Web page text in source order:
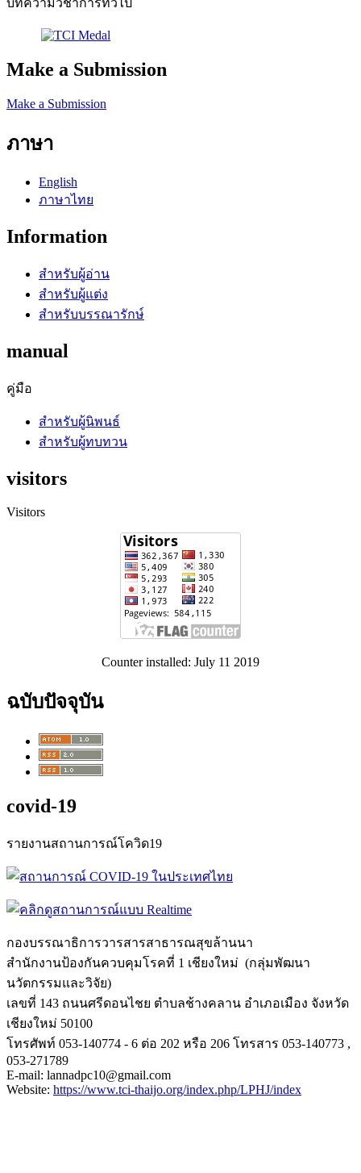
บทความวิชาการทั่วไป
Make a Submission
Make a Submission
ภาษา
English
ภาษาไทย
Information
สำหรับผู้อ่าน
สำหรับผู้แต่ง
สำหรับบรรณารักษ์
manual
คู่มือ
สำหรับผู้นิพนธ์
สำหรับผู้ทบทวน
visitors
Visitors
Counter installed: July 11 2019
ฉบับปัจจุบัน
covid-19
รายงานสถานการณ์โควิด19
กองบรรณาธิการวารสารสาธารณสุขล้านนา
สำนักงานป้องกันควบคุมโรคที่ 1 เชียงใหม่ (กลุ่มพัฒนา
นวัตกรรมและวิจัย)
เลขที่ 143 ถนนศรีดอนไชย ตำบลช้างคลาน อำเภอเมือง จังหวัด
เชียงใหม่ 50100
โทรศัพท์ 053-140774 - 6 ต่อ 202 หรือ 206 โทรสาร 053-140773 ,
053-271789
E-mail: lannadpc10@gmail.com
Website: https://www.tci-thaijo.org/index.php/LPHJ/index